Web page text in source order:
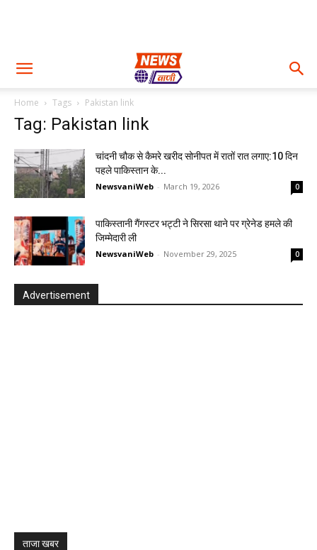
Home Tags Pakistan link
Tag: Pakistan link
चांदनी चौक से कैमरे खरीद सोनीपत में रातों रात लगाए:10 दिन
पहले पाकिस्तान के...
NewsvaniWeb - March 19, 2026 0
पाकिस्तानी गैंगस्टर भट्टी ने सिरसा थाने पर ग्रेनेड हमले की
जिम्मेदारी ली
NewsvaniWeb - November 29, 2025 0
Advertisement
ताजा खबर